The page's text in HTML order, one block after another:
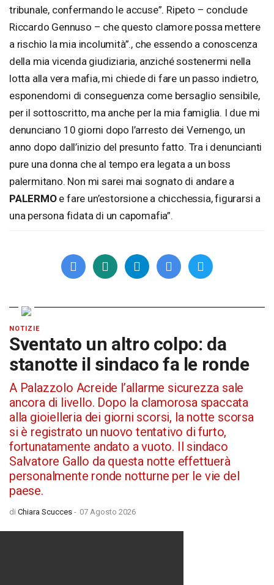
tribunale, confermando le accuse”. Ripeto – conclude
Riccardo Gennuso – che questo clamore possa mettere
a rischio la mia incolumità”., che essendo a conoscenza
della mia vicenda giudiziaria, anziché sostenermi nella
lotta alla vera mafia, mi chiede di fare un passo indietro,
esponendomi di conseguenza come bersaglio sensibile,
per il sottoscritto, ma anche per la mia famiglia. I due mi
denunciano 10 giorni dopo l’arresto dei Vernengo, un
anno dopo dall’inizio del presunto fatto. Tra i denuncianti
pure una donna che al tempo era legata a un boss
palermitano. Non mi sarei mai sognato di andare a
PALERMOe fare un’estorsione a chicchessia, figurarsi a
una persona fidata di un capomafia”.
NOTIZIE
Sventato un altro colpo: da
stanotte il sindaco fa le ronde
A Palazzolo Acreide l’allarme sicurezza sale
ancora di livello. Dopo la clamorosa spaccata
alla gioielleria dei giorni scorsi, la notte scorsa
si è registrato un nuovo tentativo di furto,
fortunatamente andato a vuoto. Il sindaco
Salvatore Gallo da questa notte effettuerà
personalmente ronde notturne per le vie del
paese.
di Chiara Scucces - 07 Agosto 2026